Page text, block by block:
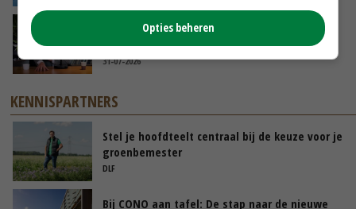
‘Stikstofbrief hoeft niet van tafel, maar moet
wel worden aangepast’
31-07-2026
KENNISPARTNERS
Stel je hoofdteelt centraal bij de keuze voor je
groenbemester
DLF
Bij CONO aan tafel: De stap naar de nieuwe
Opties beheren